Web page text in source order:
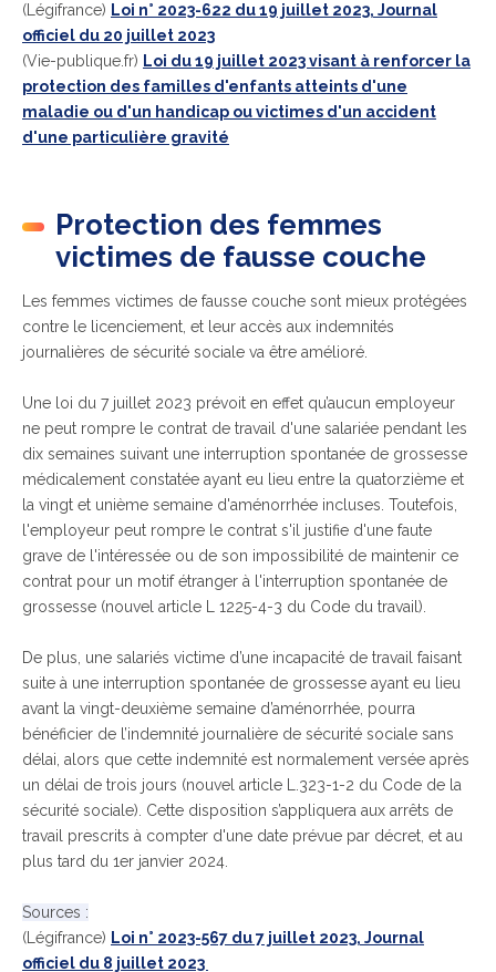
(Légifrance) Loi n° 2023-622 du 19 juillet 2023, Journal
officiel du 20 juillet 2023
(Vie-publique.fr) Loi du 19 juillet 2023 visant à renforcer la
protection des familles d'enfants atteints d'une
maladie ou d'un handicap ou victimes d'un accident
d'une particulière gravité
Protection des femmes
victimes de fausse couche
Les femmes victimes de fausse couche sont mieux protégées
contre le licenciement, et leur accès aux indemnités
journalières de sécurité sociale va être amélioré.
Une loi du 7 juillet 2023 prévoit en effet qu’aucun employeur
ne peut rompre le contrat de travail d'une salariée pendant les
dix semaines suivant une interruption spontanée de grossesse
médicalement constatée ayant eu lieu entre la quatorzième et
la vingt et unième semaine d'aménorrhée incluses. Toutefois,
l'employeur peut rompre le contrat s'il justifie d'une faute
grave de l'intéressée ou de son impossibilité de maintenir ce
contrat pour un motif étranger à l'interruption spontanée de
grossesse (nouvel article L 1225-4-3 du Code du travail).
De plus, une salariés victime d’une incapacité de travail faisant
suite à une interruption spontanée de grossesse ayant eu lieu
avant la vingt-deuxième semaine d’aménorrhée, pourra
bénéficier de l’indemnité journalière de sécurité sociale sans
délai, alors que cette indemnité est normalement versée après
un délai de trois jours (nouvel article L.323-1-2 du Code de la
sécurité sociale). Cette disposition s’appliquera aux arrêts de
travail prescrits à compter d'une date prévue par décret, et au
plus tard du 1er janvier 2024.
Sources :
(Légifrance) Loi n° 2023-567 du 7 juillet 2023, Journal
officiel du 8 juillet 2023